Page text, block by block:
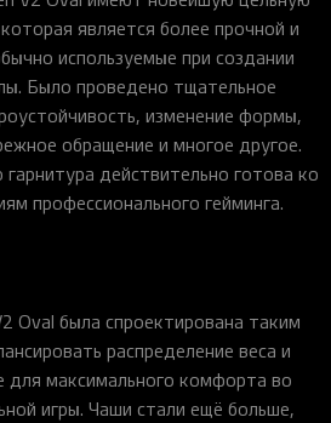
является более прочной и
используемые при создании
Было проведено тщательное
изменение формы,
обращение и многое другое.
действительно готова ко
профессионального гейминга.
Oval была спроектирована таким
распределение веса и
для максимального комфорта во
игры. Чаши стали ещё больше,